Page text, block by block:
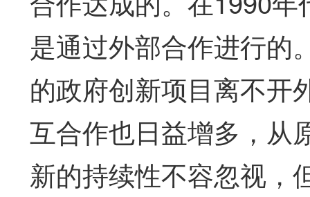
是通过外部合作进行的
的政府创新项目离不开
互合作也日益增多，从
新的持续性不容忽视，